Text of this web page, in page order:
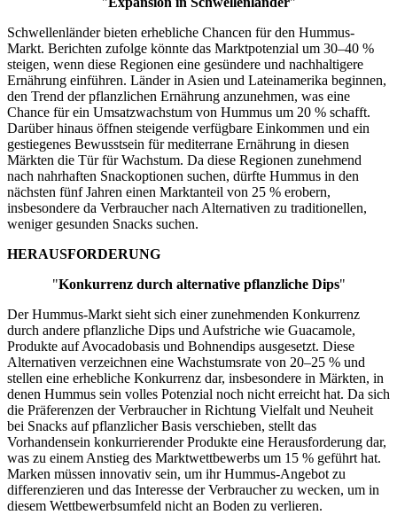
Schwellenländer bieten erhebliche Chancen für den Hummus-
Markt. Berichten zufolge könnte das Marktpotenzial um 30–40 %
steigen, wenn diese Regionen eine gesündere und nachhaltigere
Ernährung einführen. Länder in Asien und Lateinamerika beginnen,
den Trend der pflanzlichen Ernährung anzunehmen, was eine
Chance für ein Umsatzwachstum von Hummus um 20 % schafft.
Darüber hinaus öffnen steigende verfügbare Einkommen und ein
gestiegenes Bewusstsein für mediterrane Ernährung in diesen
Märkten die Tür für Wachstum. Da diese Regionen zunehmend
nach nahrhaften Snackoptionen suchen, dürfte Hummus in den
nächsten fünf Jahren einen Marktanteil von 25 % erobern,
insbesondere da Verbraucher nach Alternativen zu traditionellen,
weniger gesunden Snacks suchen.
HERAUSFORDERUNG
"Konkurrenz durch alternative pflanzliche Dips"
Der Hummus-Markt sieht sich einer zunehmenden Konkurrenz
durch andere pflanzliche Dips und Aufstriche wie Guacamole,
Produkte auf Avocadobasis und Bohnendips ausgesetzt. Diese
Alternativen verzeichnen eine Wachstumsrate von 20–25 % und
stellen eine erhebliche Konkurrenz dar, insbesondere in Märkten, in
denen Hummus sein volles Potenzial noch nicht erreicht hat. Da sich
die Präferenzen der Verbraucher in Richtung Vielfalt und Neuheit
bei Snacks auf pflanzlicher Basis verschieben, stellt das
Vorhandensein konkurrierender Produkte eine Herausforderung dar,
was zu einem Anstieg des Marktwettbewerbs um 15 % geführt hat.
Marken müssen innovativ sein, um ihr Hummus-Angebot zu
differenzieren und das Interesse der Verbraucher zu wecken, um in
diesem Wettbewerbsumfeld nicht an Boden zu verlieren.